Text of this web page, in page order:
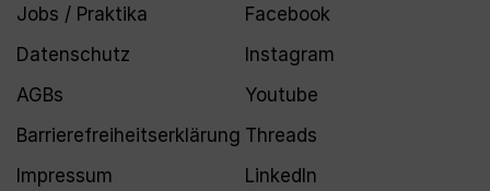
Jobs / Praktika
Datenschutz
AGBs
Barrierefreiheitserklärung
Impressum
Facebook
Instagram
Youtube
Threads
LinkedIn